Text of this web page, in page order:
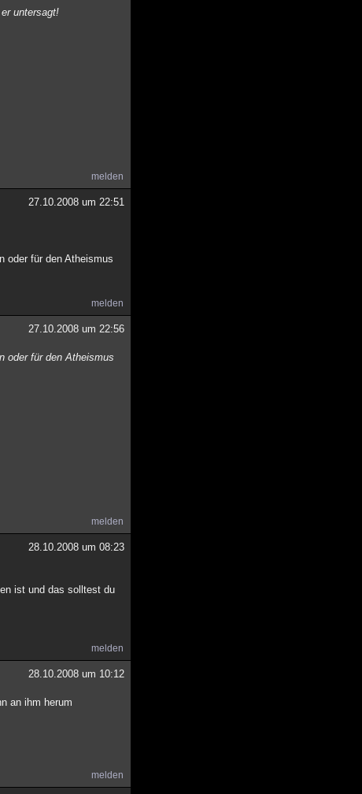
untersagt!
melden
27.10.2008 um 22:51
oder für den Atheismus
melden
27.10.2008 um 22:56
oder für den Atheismus
melden
28.10.2008 um 08:23
ist und das solltest du
melden
28.10.2008 um 10:12
an ihm herum
melden